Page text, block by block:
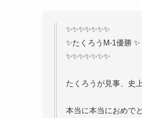
✨✨✨✨✨✨✨
✨たくろうM-1優勝 ✨
✨✨✨✨✨✨✨
たくろうが見事、史
本当に本当におめで